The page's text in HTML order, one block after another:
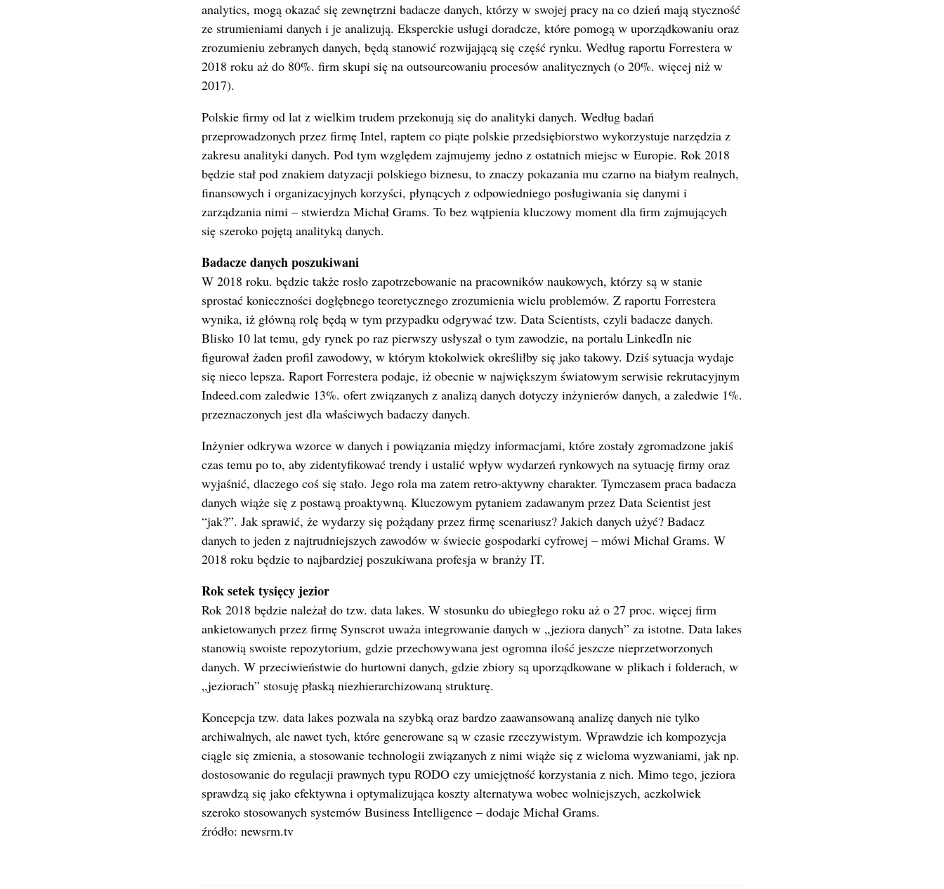
analytics, mogą okazać się zewnętrzni badacze danych, którzy w swojej pracy na co dzień mają styczność
ze strumieniami danych i je analizują. Eksperckie usługi doradcze, które pomogą w uporządkowaniu oraz
zrozumieniu zebranych danych, będą stanowić rozwijającą się część rynku. Według raportu Forrestera w
2018 roku aż do 80%. firm skupi się na outsourcowaniu procesów analitycznych (o 20%. więcej niż w
2017).
Polskie firmy od lat z wielkim trudem przekonują się do analityki danych. Według badań
przeprowadzonych przez firmę Intel, raptem co piąte polskie przedsiębiorstwo wykorzystuje narzędzia z
zakresu analityki danych. Pod tym względem zajmujemy jedno z ostatnich miejsc w Europie. Rok 2018
będzie stał pod znakiem datyzacji polskiego biznesu, to znaczy pokazania mu czarno na białym realnych,
finansowych i organizacyjnych korzyści, płynących z odpowiedniego posługiwania się danymi i
zarządzania nimi – stwierdza Michał Grams. To bez wątpienia kluczowy moment dla firm zajmujących
się szeroko pojętą analityką danych.
Badacze danych poszukiwani
W 2018 roku. będzie także rosło zapotrzebowanie na pracowników naukowych, którzy są w stanie
sprostać konieczności dogłębnego teoretycznego zrozumienia wielu problemów. Z raportu Forrestera
wynika, iż główną rolę będą w tym przypadku odgrywać tzw. Data Scientists, czyli badacze danych.
Blisko 10 lat temu, gdy rynek po raz pierwszy usłyszał o tym zawodzie, na portalu LinkedIn nie
figurował żaden profil zawodowy, w którym ktokolwiek określiłby się jako takowy. Dziś sytuacja wydaje
się nieco lepsza. Raport Forrestera podaje, iż obecnie w największym światowym serwisie rekrutacyjnym
Indeed.com zaledwie 13%. ofert związanych z analizą danych dotyczy inżynierów danych, a zaledwie 1%.
przeznaczonych jest dla właściwych badaczy danych.
Inżynier odkrywa wzorce w danych i powiązania między informacjami, które zostały zgromadzone jakiś
czas temu po to, aby zidentyfikować trendy i ustalić wpływ wydarzeń rynkowych na sytuację firmy oraz
wyjaśnić, dlaczego coś się stało. Jego rola ma zatem retro-aktywny charakter. Tymczasem praca badacza
danych wiąże się z postawą proaktywną. Kluczowym pytaniem zadawanym przez Data Scientist jest
“jak?”. Jak sprawić, że wydarzy się pożądany przez firmę scenariusz? Jakich danych użyć? Badacz
danych to jeden z najtrudniejszych zawodów w świecie gospodarki cyfrowej – mówi Michał Grams. W
2018 roku będzie to najbardziej poszukiwana profesja w branży IT.
Rok setek tysięcy jezior
Rok 2018 będzie należał do tzw. data lakes. W stosunku do ubiegłego roku aż o 27 proc. więcej firm
ankietowanych przez firmę Synscrot uważa integrowanie danych w „jeziora danych” za istotne. Data lakes
stanowią swoiste repozytorium, gdzie przechowywana jest ogromna ilość jeszcze nieprzetworzonych
danych. W przeciwieństwie do hurtowni danych, gdzie zbiory są uporządkowane w plikach i folderach, w
„jeziorach” stosuję płaską niezhierarchizowaną strukturę.
Koncepcja tzw. data lakes pozwala na szybką oraz bardzo zaawansowaną analizę danych nie tylko
archiwalnych, ale nawet tych, które generowane są w czasie rzeczywistym. Wprawdzie ich kompozycja
ciągle się zmienia, a stosowanie technologii związanych z nimi wiąże się z wieloma wyzwaniami, jak np.
dostosowanie do regulacji prawnych typu RODO czy umiejętność korzystania z nich. Mimo tego, jeziora
sprawdzą się jako efektywna i optymalizująca koszty alternatywa wobec wolniejszych, aczkolwiek
szeroko stosowanych systemów Business Intelligence – dodaje Michał Grams.
źródło: newsrm.tv